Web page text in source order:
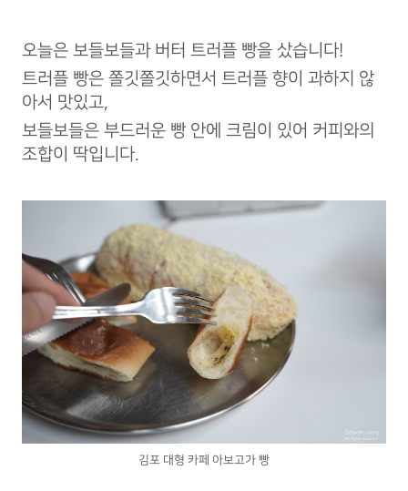
오늘은 보들보들과 버터 트러플 빵을 샀습니다!
트러플 빵은 쫄깃쫄깃하면서 트러플 향이 과하지 않
아서 맛있고,
보들보들은 부드러운 빵 안에 크림이 있어 커피와의
조합이 딱입니다.
김포 대형 카페 아보고가 빵